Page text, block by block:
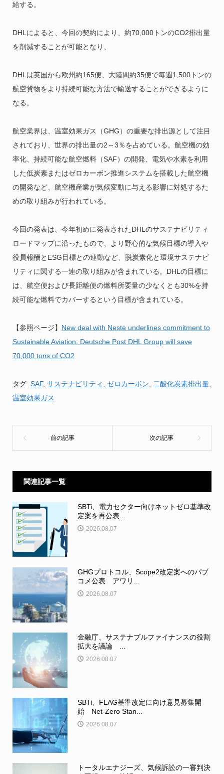
給する。
DHLによると、今回の契約により、約70,000トンのCO2排出量
を削減することが可能となり、
DHLは英国から欧州約165便、大陸間約35便で毎週1,500トンの
航空貨物をより持続可能な方法で輸送することができるように
なる。
航空業界は、温室効果ガス（GHG）の重要な排出源として注目
されており、世界の排出量の2～3％を占めている。航空機の効
率化、持続可能な航空燃料（SAF）の開発、電気や水素を利用
した低炭素またはゼロカーボン推進システムを搭載した航空機
の開発など、航空機産業が気候変動に与える影響に対処するた
めの取り組みが行われている。
今回の発表は、今年初めに発表されたDHLのサステナビリティ
ロードマップに沿ったもので、より野心的な気候目標の導入や
役員報酬とESG目標との連動など、脱炭素化と環境サステナビ
リティに関する一連の取り組みが含まれている。DHLの目標に
は、航空便および長距離便の燃料所要量の少なくとも30%を持
続可能な燃料でカバーするという目標が含まれている。
【参照ページ】 New deal with Neste underlines commitment to
Sustainable Aviation: Deutsche Post DHL Group will save
70,000 tons of CO2
タグ: SAF, サステナビリティ ゼロカーボン 二酸化炭素排出量,
温室効果ガス
関連記事一覧
SBTi、電力セクター向けネットゼロ基準改
定案を再公表...
2026.08.07
GHGプロトコル、Scope2改定案へのパブ
コメ公表 アワリ...
2026.08.07
金融庁、サステナブルファイナンスの役割
拡大を議論 ...
2026.08.07
SBTi、FLAG基準改定に向け意見募集開
始 Net-Zero Stan...
2026.08.07
トータルエナジーズ、気候訴訟の一審判決